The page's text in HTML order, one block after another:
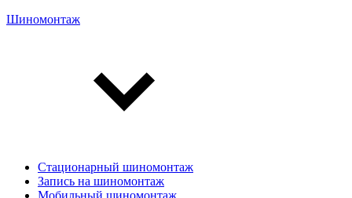
Шиномонтаж
Стационарный шиномонтаж
Запись на шиномонтаж
Мобильный шиномонтаж